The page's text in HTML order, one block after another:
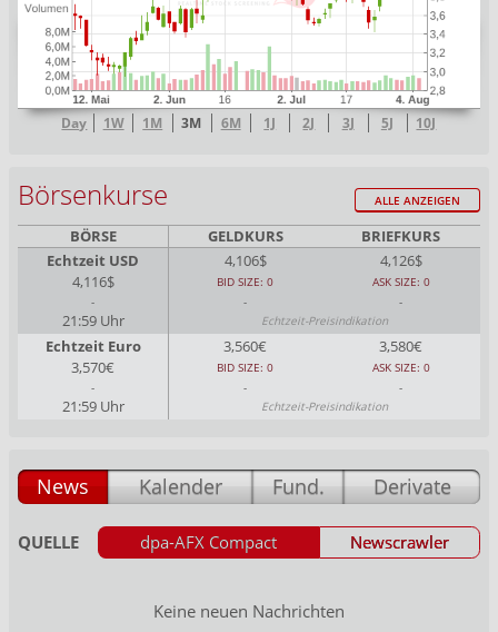
Day 1W 1M 3M 6M 1J 2J 3J 5J 10J
Börsenkurse ALLE ANZEIGEN
BÖRSE GELDKURS
BRIEFKURS
Echtzeit USD
4,106$
4,126$
4,116$
BID SIZE: 0
ASK SIZE: 0
-
- -
21:59 Uhr Echtzeit-Preisindikation
Echtzeit Euro 3,560€
3,580€
3,570€
BID SIZE: 0
ASK SIZE: 0
-
- -
21:59 Uhr Echtzeit-Preisindikation
News Kalender Fund. Derivate
QUELLE dpa-AFX Compact Newscrawler
Keine neuen Nachrichten